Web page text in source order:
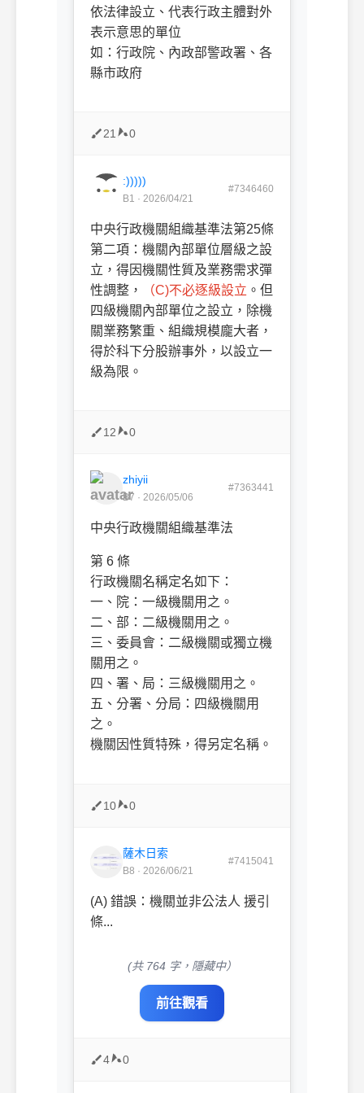
依法律設立、代表行政主體對外
表示意思的單位
如：行政院、內政部警政署、各
縣市政府
21 0
:)))))
B1 · 2026/04/21
#7346460
中央行政機關組織基準法第25條
第二項：機關內部單位層級之設
立，得因機關性質及業務需求彈
性調整，
（C)不必逐級設立 。但
四級機關內部單位之設立，除機
關業務繁重、組織規模龐大者，
得於科下分股辦事外，以設立一
級為限。
12 0
zhiyii
B7 · 2026/05/06
#7363441
中央行政機關組織基準法
第 6 條
行政機關名稱定名如下：
一、院：一級機關用之。
二、部：二級機關用之。
三、委員會：二級機關或獨立機
關用之。
四、署、局：三級機關用之。
五、分署、分局：四級機關用
之。
機關因性質特殊，得另定名稱。
10 0
薩木日索
B8 · 2026/06/21
#7415041
(A) 錯誤：機關並非公法人 援引
條...
(共 764 字，隱藏中）
前往觀看
4 0